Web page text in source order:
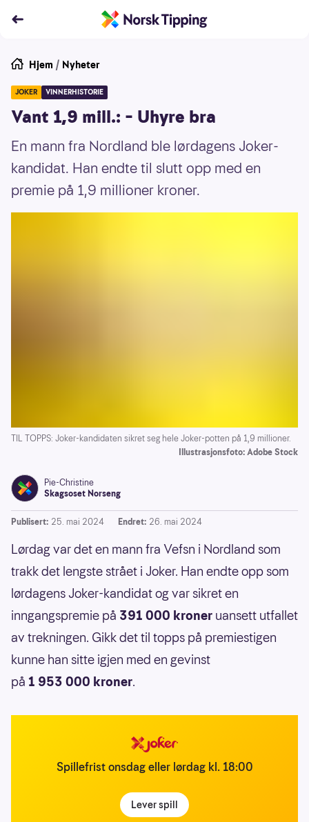
Hjem / Nyheter
JOKER VINNERHISTORIE
Vant 1,9 mill.: – Uhyre bra
En mann fra Nordland ble lørdagens Joker-
kandidat. Han endte til slutt opp med en
premie på 1,9 millioner kroner.
TIL TOPPS: Joker-kandidaten sikret seg hele Joker-potten på 1,9 millioner.
Illustrasjonsfoto: Adobe Stock
Pie-Christine
Skagsoset Norseng
Publisert: 25. mai 2024 Endret: 26. mai 2024
Lørdag var det en mann fra Vefsn i Nordland som
trakk det lengste strået i Joker. Han endte opp som
lørdagens Joker-kandidat og var sikret en
inngangspremie på 391 000 kroner uansett utfallet
av trekningen. Gikk det til topps på premiestigen
kunne han sitte igjen med en gevinst
på 1 953 000 kroner.
Spillefrist onsdag eller lørdag kl. 18:00
Lever spill